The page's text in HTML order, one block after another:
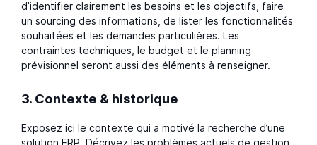
d’identifier clairement les besoins et les objectifs, faire
un sourcing des informations, de lister les fonctionnalités
souhaitées et les demandes particulières. Les
contraintes techniques, le budget et le planning
prévisionnel seront aussi des éléments à renseigner.
3. Contexte & historique
Exposez ici le contexte qui a motivé la recherche d’une